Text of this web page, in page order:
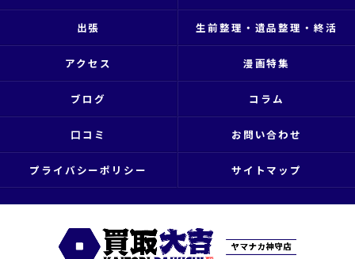
出張 生前整理・遺品整理・終活
アクセス 漫画特集
ブログ コラム
口コミ お問い合わせ
プライバシーポリシー サイトマップ